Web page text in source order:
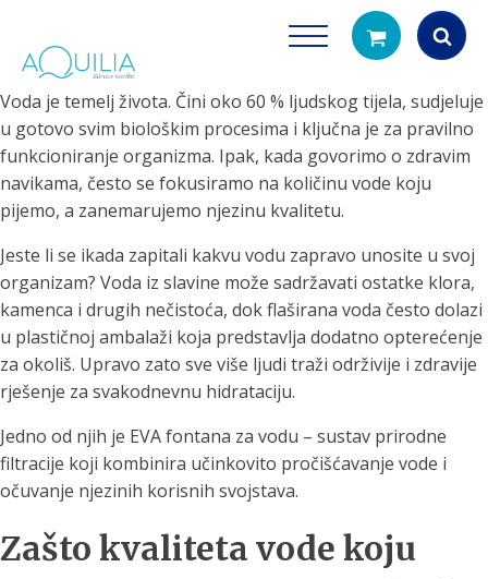
search
Voda je temelj života. Čini oko 60 % ljudskog tijela, sudjeluje
u gotovo svim biološkim procesima i ključna je za pravilno
funkcioniranje organizma. Ipak, kada govorimo o zdravim
navikama, često se fokusiramo na količinu vode koju
pijemo, a zanemarujemo njezinu kvalitetu.
Jeste li se ikada zapitali kakvu vodu zapravo unosite u svoj
organizam? Voda iz slavine može sadržavati ostatke klora,
kamenca i drugih nečistoća, dok flaširana voda često dolazi
u plastičnoj ambalaži koja predstavlja dodatno opterećenje
za okoliš. Upravo zato sve više ljudi traži održivije i zdravije
rješenje za svakodnevnu hidrataciju.
Jedno od njih je EVA fontana za vodu – sustav prirodne
filtracije koji kombinira učinkovito pročišćavanje vode i
očuvanje njezinih korisnih svojstava.
Zašto kvaliteta vode koju
Tuš glave
filtriranje vode za tuširanje
Vrčevi za
Potpuno prijenosno